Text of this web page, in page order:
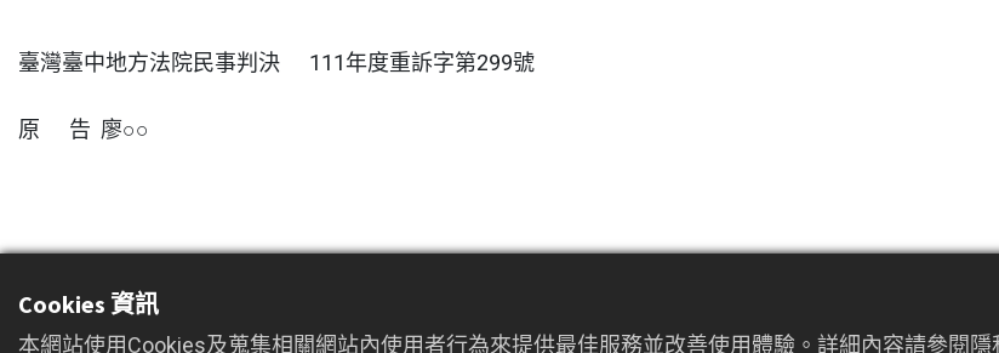
臺灣臺中地方法院民事判決 111年度重訴字第299號
原 告 廖○○
複 代理人 許博堯律師
Cookies 資訊
本網站使用Cookies及蒐集相關網站內使用者行為來提供最佳服務並改善使用體驗。詳細內容請參閱